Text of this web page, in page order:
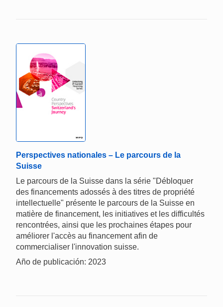
Perspectives nationales – Le parcours de la
Suisse
Le parcours de la Suisse dans la série "Débloquer
des financements adossés à des titres de propriété
intellectuelle" présente le parcours de la Suisse en
matière de financement, les initiatives et les difficultés
rencontrées, ainsi que les prochaines étapes pour
améliorer l'accès au financement afin de
commercialiser l'innovation suisse.
Año de publicación: 2023